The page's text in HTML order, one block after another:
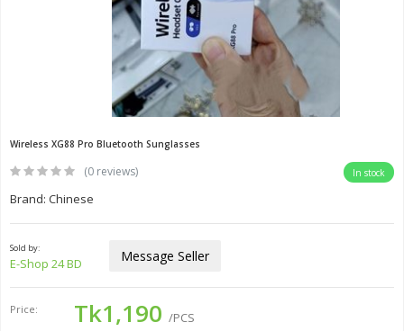
Wireless XG88 Pro Bluetooth Sunglasses
(0 reviews) In stock
Brand: Chinese
Sold by:
E-Shop 24 BD Message Seller
Price: Tk1,190 /PCS